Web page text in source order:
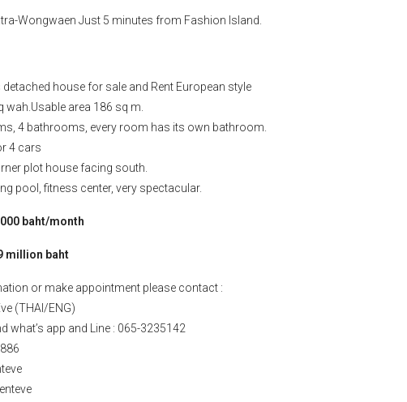
Wongwaen Just 5 minutes from Fashion Island.
detached house for sale and Rent European style
wah.Usable area 186 sq m.
4 bathrooms, every room has its own bathroom.
4 cars
plot house facing south.
pool, fitness center, very spectacular.
baht/month
million baht
or make appointment please contact :
(THAI/ENG)
what’s app and Line : 065-3235142